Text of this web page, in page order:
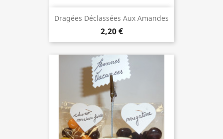
Dragées Déclassées Aux Amandes
2,20 €